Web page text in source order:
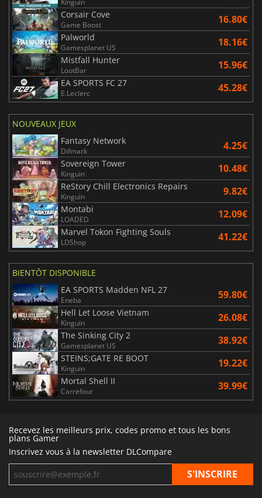
Kinguin
Corsair Cove
Game Boost 16.80€
Palworld
Gamesplanet US 18.16€
Mistfall Hunter
LootBar 15.96€
EA SPORTS FC 27
E.Leclerc 45.28€
NOUVEAUX JEUX
Fantasy Network
Difmark 4.25€
Sovereign Tower
Kinguin 10.48€
ReStory Chill Electronics Repairs
Kinguin 9.82€
Montabi
LOADED 12.09€
Marvel Tokon Fighting Souls
LDShop 41.22€
BIENTÔT DISPONIBLE
EA SPORTS Madden NFL 27
Eneba 59.80€
Hell Let Loose Vietnam
Kinguin 26.08€
The Sinking City 2
Gamesplanet US 38.92€
STEINS;GATE RE BOOT
Kinguin 19.22€
Mortal Shell II
Carrefour 39.99€
Recevez les meilleurs prix, codes promo et tous les bons
plans Gamer
Inscrivez vous à la newsletter DLCompare